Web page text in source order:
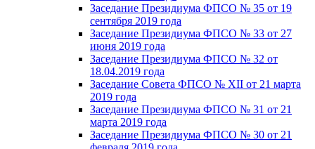
Заседание Президиума ФПСО № 35 от 19
сентября 2019 года
Заседание Президиума ФПСО № 33 от 27
июня 2019 года
Заседание Президиума ФПСО № 32 от
18.04.2019 года
Заседание Совета ФПСО № XII от 21 марта
2019 года
Заседание Президиума ФПСО № 31 от 21
марта 2019 года
Заседание Президиума ФПСО № 30 от 21